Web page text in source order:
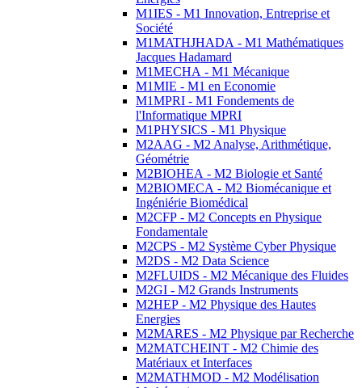
M1IES - M1 Innovation, Entreprise et
Société
M1MATHJHADA - M1 Mathématiques
Jacques Hadamard
M1MECHA - M1 Mécanique
M1MIE - M1 en Economie
M1MPRI - M1 Fondements de
l'Informatique MPRI
M1PHYSICS - M1 Physique
M2AAG - M2 Analyse, Arithmétique,
Géométrie
M2BIOHEA - M2 Biologie et Santé
M2BIOMECA - M2 Biomécanique et
Ingéniérie Biomédical
M2CFP - M2 Concepts en Physique
Fondamentale
M2CPS - M2 Système Cyber Physique
M2DS - M2 Data Science
M2FLUIDS - M2 Mécanique des Fluides
M2GI - M2 Grands Instruments
M2HEP - M2 Physique des Hautes
Energies
M2MARES - M2 Physique par Recherche
M2MATCHEINT - M2 Chimie des
Matériaux et Interfaces
M2MATHMOD - M2 Modélisation